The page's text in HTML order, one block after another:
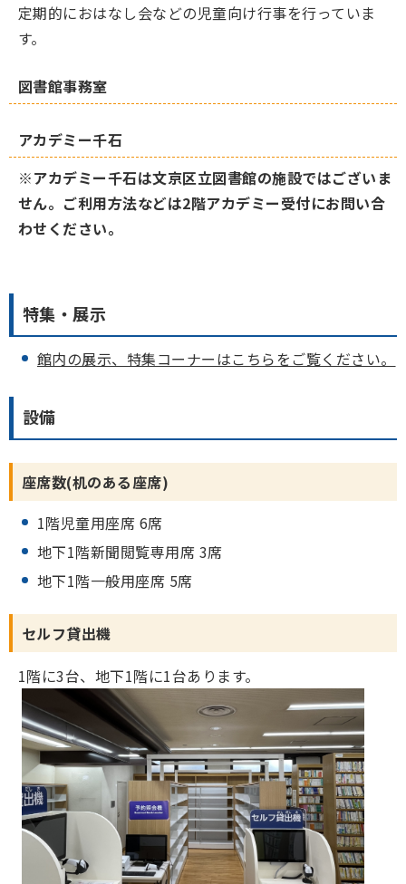
定期的におはなし会などの児童向け行事を行っていま
す。
図書館事務室
アカデミー千石
※アカデミー千石は文京区立図書館の施設ではございま
せん。ご利用方法などは2階アカデミー受付にお問い合
わせください。
特集・展示
館内の展示、特集コーナーはこちらをご覧ください。
設備
座席数(机のある座席)
1階児童用座席 6席
地下1階新聞閲覧専用席 3席
地下1階一般用座席 5席
セルフ貸出機
1階に3台、地下1階に1台あります。